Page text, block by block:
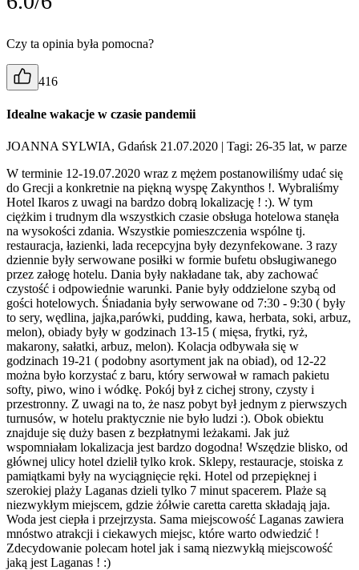
Czy ta opinia była pomocna?
416
Idealne wakacje w czasie pandemii
JOANNA SYLWIA, Gdańsk 21.07.2020 | Tagi: 26-35 lat, w parze
W terminie 12-19.07.2020 wraz z mężem postanowiliśmy udać się
do Grecji a konkretnie na piękną wyspę Zakynthos !. Wybraliśmy
Hotel Ikaros z uwagi na bardzo dobrą lokalizację ! :). W tym
ciężkim i trudnym dla wszystkich czasie obsługa hotelowa stanęła
na wysokości zdania. Wszystkie pomieszczenia wspólne tj.
restauracja, łazienki, lada recepcyjna były dezynfekowane. 3 razy
dziennie były serwowane posiłki w formie bufetu obsługiwanego
przez załogę hotelu. Dania były nakładane tak, aby zachować
czystość i odpowiednie warunki. Panie były oddzielone szybą od
gości hotelowych. Śniadania były serwowane od 7:30 - 9:30 ( były
to sery, wędlina, jajka,parówki, pudding, kawa, herbata, soki, arbuz,
melon), obiady były w godzinach 13-15 ( mięsa, frytki, ryż,
makarony, sałatki, arbuz, melon). Kolacja odbywała się w
godzinach 19-21 ( podobny asortyment jak na obiad), od 12-22
można było korzystać z baru, który serwował w ramach pakietu
softy, piwo, wino i wódkę. Pokój był z cichej strony, czysty i
przestronny. Z uwagi na to, że nasz pobyt był jednym z pierwszych
turnusów, w hotelu praktycznie nie było ludzi :). Obok obiektu
znajduje się duży basen z bezpłatnymi leżakami. Jak już
wspomniałam lokalizacja jest bardzo dogodna! Wszędzie blisko, od
głównej ulicy hotel dzielił tylko krok. Sklepy, restauracje, stoiska z
pamiątkami były na wyciągnięcie ręki. Hotel od przepięknej i
szerokiej plaży Laganas dzieli tylko 7 minut spacerem. Plaże są
niezwykłym miejscem, gdzie żółwie caretta caretta składają jaja.
Woda jest ciepła i przejrzysta. Sama miejscowość Laganas zawiera
mnóstwo atrakcji i ciekawych miejsc, które warto odwiedzić !
Zdecydowanie polecam hotel jak i samą niezwykłą miejscowość
jaką jest Laganas ! :)